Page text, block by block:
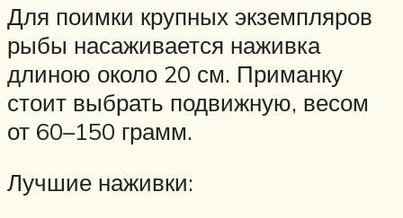
Для поимки крупных экземпляров
рыбы насаживается наживка
длиною около 20 см. Приманку
стоит выбрать подвижную, весом
от 60–150 грамм.
Лучшие наживки: